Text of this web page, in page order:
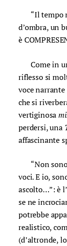
“Il tempo
d’ombra, un
è
Come in
riflesso si
voce
che si
vertiginosa
perdersi, una
affascinante
“Non
voci. E io,
ascolto…”: è
se ne
potrebbe
realistico,
(d’altronde,